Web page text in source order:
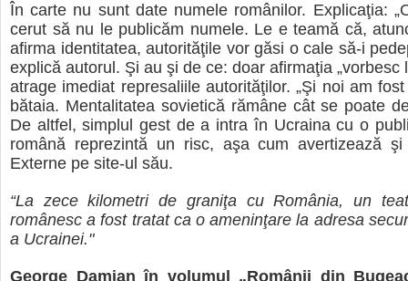
În carte nu sunt date numele românilor. Explicaţia:
cerut să nu le publicăm numele. Le e teamă că,
afirma identitatea, autorităţile vor găsi o cale să-i
explică autorul. Şi au şi de ce: doar afirmaţia „vorbesc
atrage imediat represaliile autorităţilor. „Şi noi am
bătaia. Mentalitatea sovietică rămâne cât se poate
De altfel, simplul gest de a intra în Ucraina cu o
română reprezintă un risc, aşa cum avertizează
Externe pe site-ul său.
“La zece kilometri de graniţa cu România, un
românesc a fost tratat ca o ameninţare la adresa
a Ucrainei."
George Damian în volumul „Românii din